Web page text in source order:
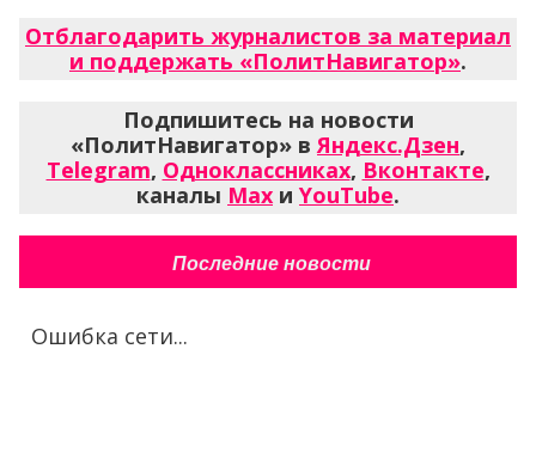
Отблагодарить журналистов за материал
и поддержать «ПолитНавигатор».
Подпишитесь на новости
«ПолитНавигатор» вЯндекс.Дзен,
Telegram, Одноклассниках, Вконтакте,
каналы Max и YouTube.
Последние новости
Ошибка сети...